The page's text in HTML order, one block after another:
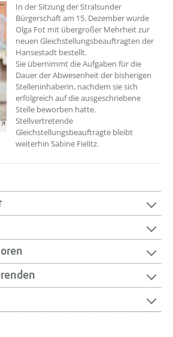
??? absaetzeOben[1]/titel ???
In der Sitzung der Stralsunder
Bürgerschaft am 15. Dezember wurde
Olga Fot mit übergroßer Mehrheit zur
neuen Gleichstellungsbeauftragten der
Hansestadt bestellt.
Sie übernimmt die Aufgaben für die
Dauer der Abwesenheit der bisherigen
Stelleninhaberin, nachdem sie sich
erfolgreich auf die ausgeschriebene
Stelle beworben hatte.
Stellvertretende
Gleichstellungsbeauftragte bleibt
weiterhin Sabine Fielitz.